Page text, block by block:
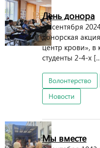
День донора
19 сентября
донорская
центр крови», в
студенты 2-4-х
Волонтерство
Новости
Мы вместе